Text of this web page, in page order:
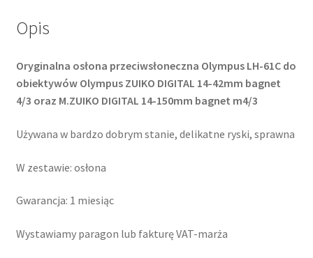
42mm
oraz
150mm
Opis
Oryginalna osłona przeciwsłoneczna Olympus LH-61C do
obiektywów Olympus ZUIKO DIGITAL 14-42mm bagnet
4/3 oraz M.ZUIKO DIGITAL 14-150mm bagnet m4/3
Używana w bardzo dobrym stanie, delikatne ryski, sprawna
W zestawie: osłona
Gwarancja: 1 miesiąc
Wystawiamy paragon lub fakturę VAT-marża